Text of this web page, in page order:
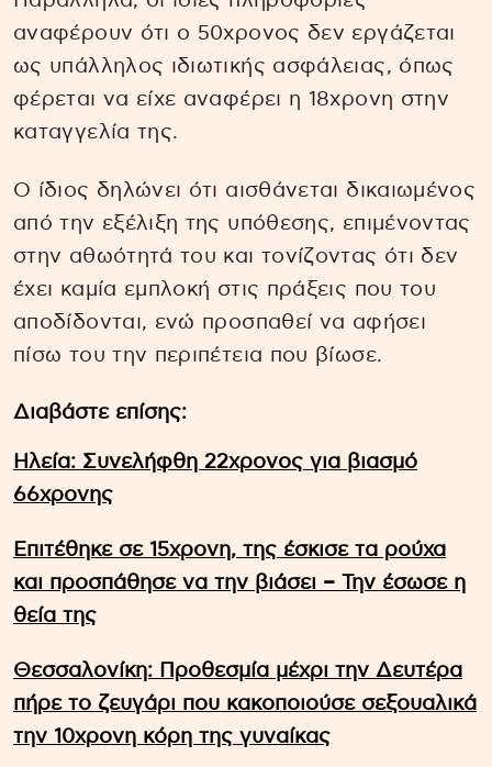
αναφέρουν ότι ο 50χρονος δεν εργάζεται
ως υπάλληλος ιδιωτικής ασφάλειας, όπως
φέρεται να είχε αναφέρει η 18χρονη στην
καταγγελία της.
Ο ίδιος δηλώνει ότι αισθάνεται δικαιωμένος
από την εξέλιξη της υπόθεσης, επιμένοντας
στην αθωότητά του και τονίζοντας ότι δεν
έχει καμία εμπλοκή στις πράξεις που του
αποδίδονται, ενώ προσπαθεί να αφήσει
πίσω του την περιπέτεια που βίωσε.
Διαβάστε επίσης:
Ηλεία: Συνελήφθη 22χρονος για βιασμό
66χρονης
Επιτέθηκε σε 15χρονη, της έσκισε τα ρούχα
και προσπάθησε να την βιάσει – Την έσωσε η
θεία της
Θεσσαλονίκη: Προθεσμία μέχρι την Δευτέρα
πήρε το ζευγάρι που κακοποιούσε σεξουαλικά
την 10χρονη κόρη της γυναίκας